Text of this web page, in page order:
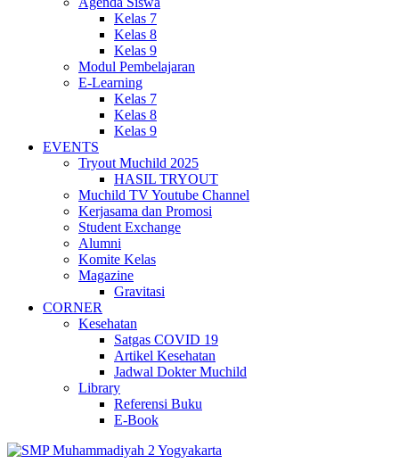
Kelas 7
Kelas 8
Kelas 9
Modul Pembelajaran
E-Learning
Kelas 7
Kelas 8
Kelas 9
EVENTS
Tryout Muchild 2025
HASIL TRYOUT
Muchild TV Youtube Channel
Kerjasama dan Promosi
Student Exchange
Alumni
Komite Kelas
Magazine
Gravitasi
CORNER
Kesehatan
Satgas COVID 19
Artikel Kesehatan
Jadwal Dokter Muchild
Library
Referensi Buku
E-Book